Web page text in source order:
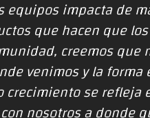
impacta de
que hacen que
creemos
venimos y la
se refleja